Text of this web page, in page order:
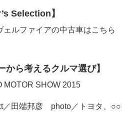
Selection】
ェルファイアの中古車はこちら
から考えるクルマ選び】
MOTOR SHOW 2015
／田端邦彦 photo／トヨタ、○○